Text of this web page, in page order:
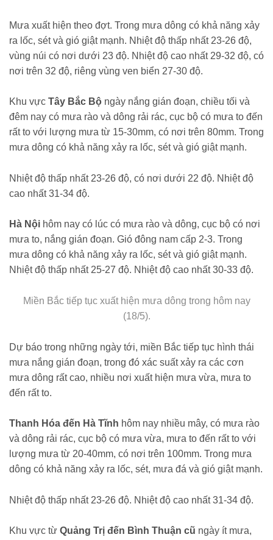
Mưa xuất hiện theo đợt. Trong mưa dông có khả năng xảy
ra lốc, sét và gió giật mạnh. Nhiệt độ thấp nhất 23-26 độ,
vùng núi có nơi dưới 23 độ. Nhiệt độ cao nhất 29-32 độ, có
nơi trên 32 độ, riêng vùng ven biển 27-30 độ.
Khu vực Tây Bắc Bộ ngày nắng gián đoạn, chiều tối và
đêm nay có mưa rào và dông rải rác, cục bộ có mưa to đến
rất to với lượng mưa từ 15-30mm, có nơi trên 80mm. Trong
mưa dông có khả năng xảy ra lốc, sét và gió giật mạnh.
Nhiệt độ thấp nhất 23-26 độ, có nơi dưới 22 độ. Nhiệt độ
cao nhất 31-34 độ.
Hà Nội hôm nay có lúc có mưa rào và dông, cục bộ có nơi
mưa to, nắng gián đoạn. Gió đông nam cấp 2-3. Trong
mưa dông có khả năng xảy ra lốc, sét và gió giật mạnh.
Nhiệt độ thấp nhất 25-27 độ. Nhiệt độ cao nhất 30-33 độ.
Miền Bắc tiếp tục xuất hiện mưa dông trong hôm nay
(18/5).
Dự báo trong những ngày tới, miền Bắc tiếp tục hình thái
mưa nắng gián đoạn, trong đó xác suất xảy ra các cơn
mưa dông rất cao, nhiều nơi xuất hiện mưa vừa, mưa to
đến rất to.
Thanh Hóa đến Hà Tĩnh hôm nay nhiều mây, có mưa rào
và dông rải rác, cục bộ có mưa vừa, mưa to đến rất to với
lượng mưa từ 20-40mm, có nơi trên 100mm. Trong mưa
dông có khả năng xảy ra lốc, sét, mưa đá và gió giật mạnh.
Nhiệt độ thấp nhất 23-26 độ. Nhiệt độ cao nhất 31-34 độ.
Khu vực từ Quảng Trị đến Bình Thuận cũ ngày ít mưa,